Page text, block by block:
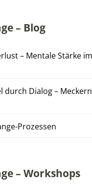
– Blog
– Mentale Stärke
durch Dialog –
Prozessen
– Workshops